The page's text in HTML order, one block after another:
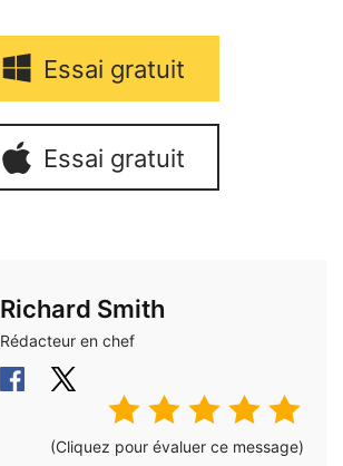
Essai gratuit
Essai gratuit
Richard Smith
Rédacteur en chef
(Cliquez pour évaluer ce message)